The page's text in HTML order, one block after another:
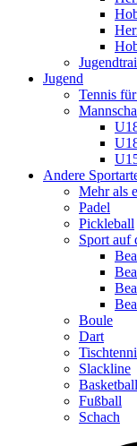
Jugend
Tennis
Andere
Mehr als
Padel
Pickleball
Sport auf
Boule
Dart
Slackline
Basketball
Fußball
Schach